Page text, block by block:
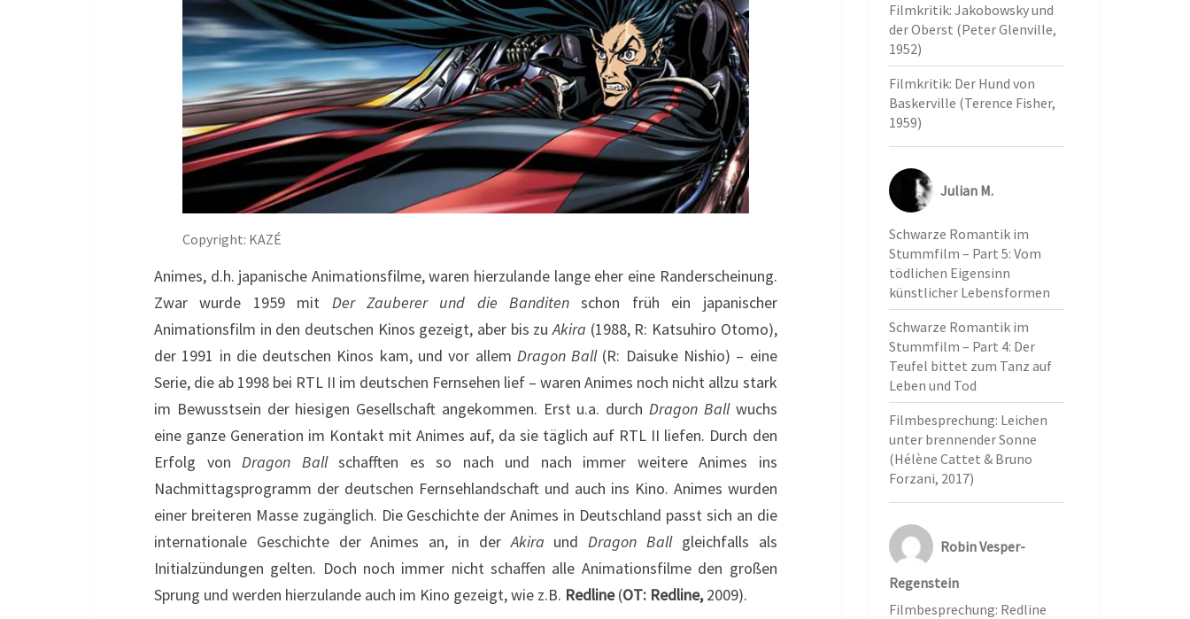
Copyright: KAZÉ
Animes, d.h. japanische Animationsfilme, waren hierzulande lange eher eine Randerscheinung.
Zwar wurde 1959 mit Der Zauberer und die Banditenschon früh ein japanischer
Animationsfilm in den deutschen Kinos gezeigt, aber bis zuAkira (1988, R: Katsuhiro Otomo),
der 1991 in die deutschen Kinos kam, und vor allem Dragon Ball(R: Daisuke Nishio) – eine
Serie, die ab 1998 bei RTL II im deutschen Fernsehen lief – waren Animes noch nicht allzu stark
im Bewusstsein der hiesigen Gesellschaft angekommen. Erst u.a. durch Dragon Ballwuchs
eine ganze Generation im Kontakt mit Animes auf, da sie täglich auf RTL II liefen. Durch den
Erfolg von Dragon Ballschafften es so nach und nach immer weitere Animes ins
Nachmittagsprogramm der deutschen Fernsehlandschaft und auch ins Kino. Animes wurden
einer breiteren Masse zugänglich. Die Geschichte der Animes in Deutschland passt sich an die
internationale Geschichte der Animes an, in derAkira und Dragon Ballgleichfalls als
Initialzündungen gelten. Doch noch immer nicht schaffen alle Animationsfilme den großen
Sprung und werden hierzulande auch im Kino gezeigt, wie z.B. Redline(OT: Redline,2009).
Filmkritik: Jakobowsky und
der Oberst (Peter Glenville,
1952)
Filmkritik: Der Hund von
Baskerville (Terence Fisher,
1959)
Julian M.
Schwarze Romantik im
Stummfilm – Part 5: Vom
tödlichen Eigensinn
künstlicher Lebensformen
Schwarze Romantik im
Stummfilm – Part 4: Der
Teufel bittet zum Tanz auf
Leben und Tod
Filmbesprechung: Leichen
unter brennender Sonne
(Hélène Cattet & Bruno
Forzani, 2017)
Robin Vesper-
Regenstein
Filmbesprechung: Redline